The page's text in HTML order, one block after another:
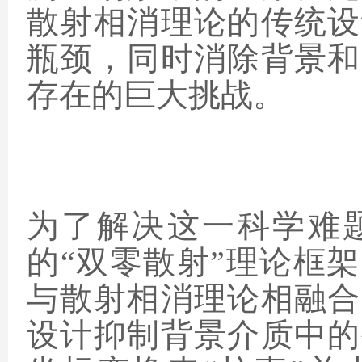
散射相消理论的传统
瓶颈，同时消除背景
存在的巨大挑战。
为了解决这一科学难
的“双零散射”理论框
与散射相消理论相融
设计抑制背景介质中